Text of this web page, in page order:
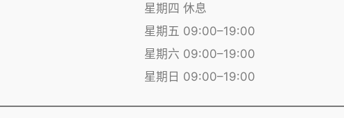
星期四 休息
星期五 09:00–19:00
星期六 09:00–19:00
星期日 09:00–19:00